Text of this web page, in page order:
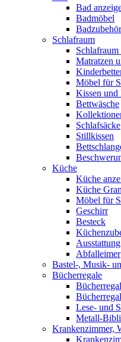
Bad
Badmöbel
Badzubehör
Schlafraum
Schlafraum
Matratzen
Möbel für
Kissen und
Bettwäsche
Schlafsäcke
Stillkissen
Küche
Küche
Küche
Möbel für
Geschirr
Besteck
Abfalleimer
Bastel-, Musik-
Bücherregale
Lese- und
Metall-
Krankenzimmer,